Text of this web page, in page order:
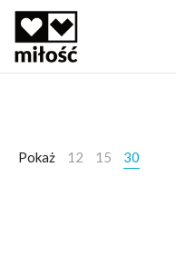
Pokaż 12 15 30